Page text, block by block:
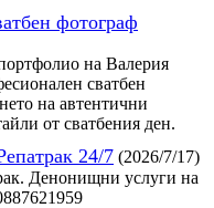
фотограф
на Валерия
сватбен
на автентични
от сватбения ден.
24/7 (2026/7/17)
Денонищни услуги на